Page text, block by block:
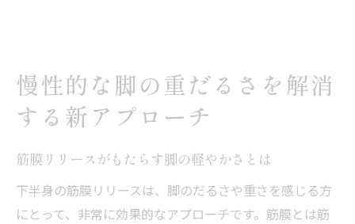
慢性的な脚の重だるさを解消
する新アプローチ
筋膜リリースがもたらす脚の軽やかさとは
下半身の筋膜リリースは、脚のだるさや重さを感じる方
にとって、非常に効果的なアプローチです。筋膜とは筋